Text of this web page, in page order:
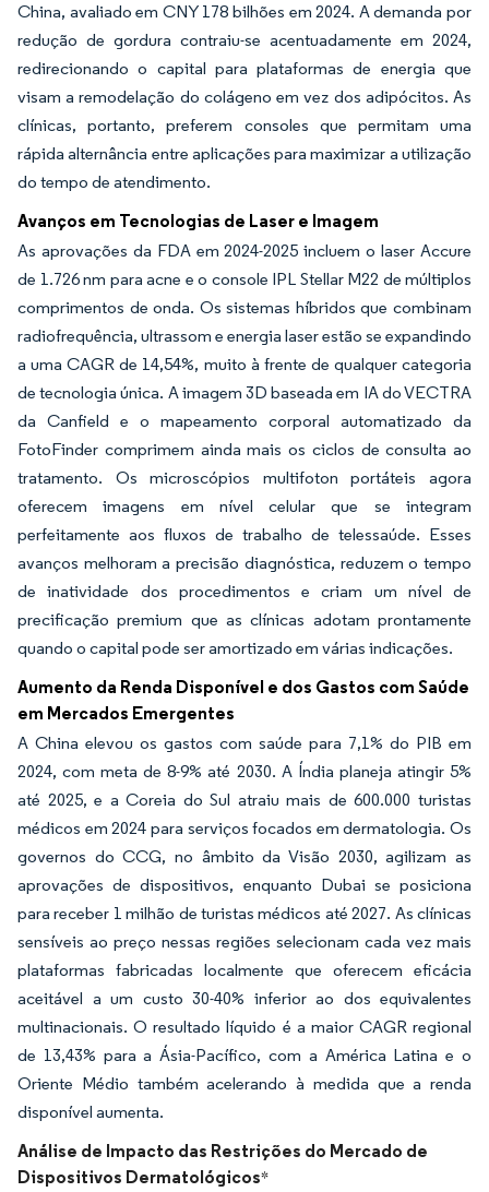
China, avaliado em CNY 178 bilhões em 2024. A demanda por
redução de gordura contraiu-se acentuadamente em 2024,
redirecionando o capital para plataformas de energia que
visam a remodelação do colágeno em vez dos adipócitos. As
clínicas, portanto, preferem consoles que permitam uma
rápida alternância entre aplicações para maximizar a utilização
do tempo de atendimento.
Avanços em Tecnologias de Laser e Imagem
As aprovações da FDA em 2024-2025 incluem o laser Accure
de 1.726 nm para acne e o console IPL Stellar M22 de múltiplos
comprimentos de onda. Os sistemas híbridos que combinam
radiofrequência, ultrassom e energia laser estão se expandindo
a uma CAGR de 14,54%, muito à frente de qualquer categoria
de tecnologia única. A imagem 3D baseada em IA do VECTRA
da Canfield e o mapeamento corporal automatizado da
FotoFinder comprimem ainda mais os ciclos de consulta ao
tratamento. Os microscópios multifoton portáteis agora
oferecem imagens em nível celular que se integram
perfeitamente aos fluxos de trabalho de telessaúde. Esses
avanços melhoram a precisão diagnóstica, reduzem o tempo
de inatividade dos procedimentos e criam um nível de
precificação premium que as clínicas adotam prontamente
quando o capital pode ser amortizado em várias indicações.
Aumento da Renda Disponível e dos Gastos com Saúde
em Mercados Emergentes
A China elevou os gastos com saúde para 7,1% do PIB em
2024, com meta de 8-9% até 2030. A Índia planeja atingir 5%
até 2025, e a Coreia do Sul atraiu mais de 600.000 turistas
médicos em 2024 para serviços focados em dermatologia. Os
governos do CCG, no âmbito da Visão 2030, agilizam as
aprovações de dispositivos, enquanto Dubai se posiciona
para receber 1 milhão de turistas médicos até 2027. As clínicas
sensíveis ao preço nessas regiões selecionam cada vez mais
plataformas fabricadas localmente que oferecem eficácia
aceitável a um custo 30-40% inferior ao dos equivalentes
multinacionais. O resultado líquido é a maior CAGR regional
de 13,43% para a Ásia-Pacífico, com a América Latina e o
Oriente Médio também acelerando à medida que a renda
disponível aumenta.
Análise de Impacto das Restrições do Mercado de
Dispositivos Dermatológicos*